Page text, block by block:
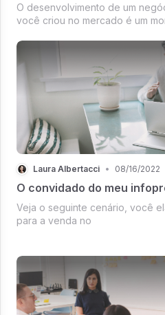
O desenvolvimento de um
você criou no mercado é um
sonho ao tirar os planos do
uma empresa demanda ter at...
Laura Albertacci • 08/16/2022
O convidado do meu
Veja o seguinte cenário, você
para a venda no